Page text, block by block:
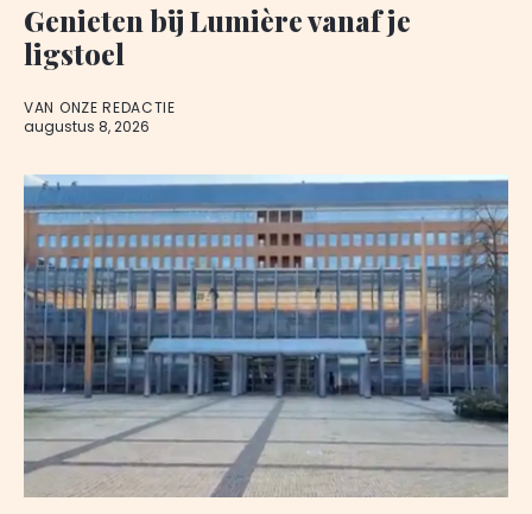
Genieten bij Lumière vanaf je
ligstoel
VAN ONZE REDACTIE
augustus 8, 2026